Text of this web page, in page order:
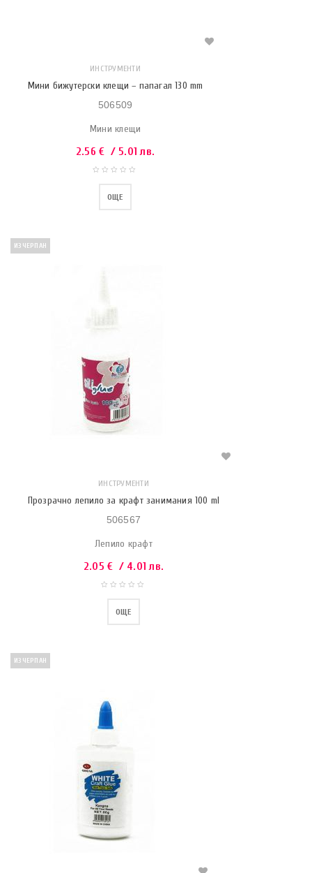
ИНСТРУМЕНТИ
Мини бижутерски клещи – папагал 130 mm
506509
Мини клещи
2.56€ / 5.01 лв.
ОЩЕ
ИЗЧЕРПАН
ИНСТРУМЕНТИ
Прозрачно лепило за крафт занимания 100 ml
506567
Лепило крафт
2.05€ / 4.01 лв.
ОЩЕ
ИЗЧЕРПАН